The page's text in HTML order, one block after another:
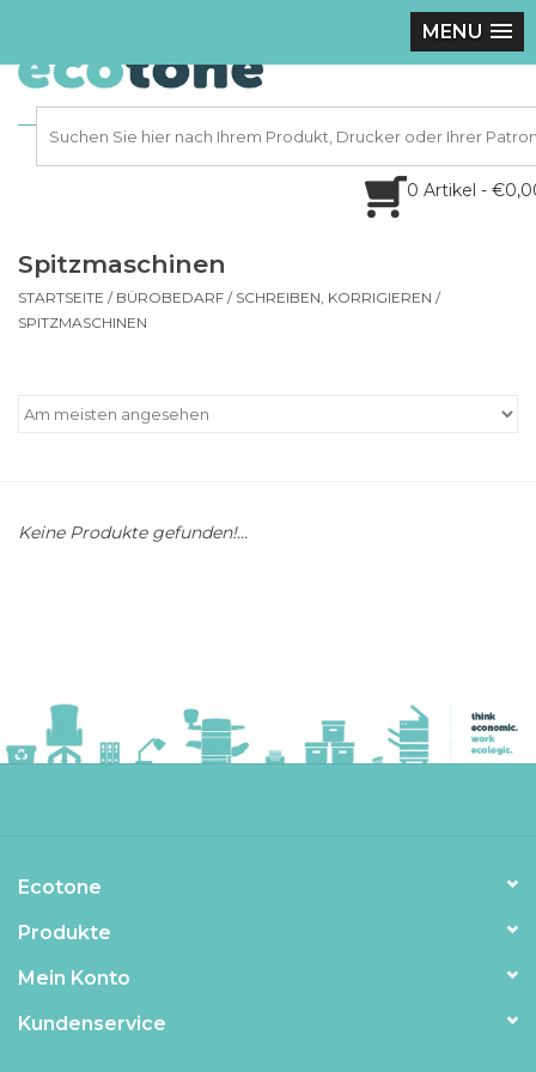
MENU
0 Artikel -
Spitzmaschinen
STARTSEITE / BÜROBEDARF / SCHREIBEN, KORRIGIEREN /
SPITZMASCHINEN
Keine Produkte gefunden!...
Ecotone
Produkte
Mein Konto
Kundenservice